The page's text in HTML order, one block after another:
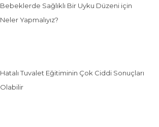
Bebeklerde Sağlıklı Bir Uyku Düzeni için
Neler Yapmalıyız?
Hatalı Tuvalet Eğitiminin Çok Ciddi Sonuçları
Olabilir